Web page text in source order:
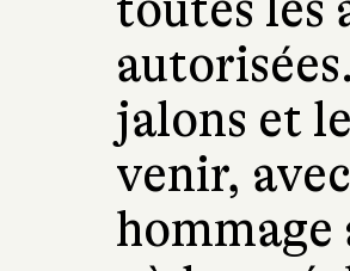
jalons et
venir,